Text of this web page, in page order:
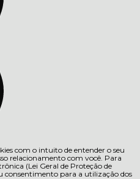
com o intuito de entender o seu
relacionamento com você. Para
(Lei Geral de Proteção de
consentimento para a utilização dos